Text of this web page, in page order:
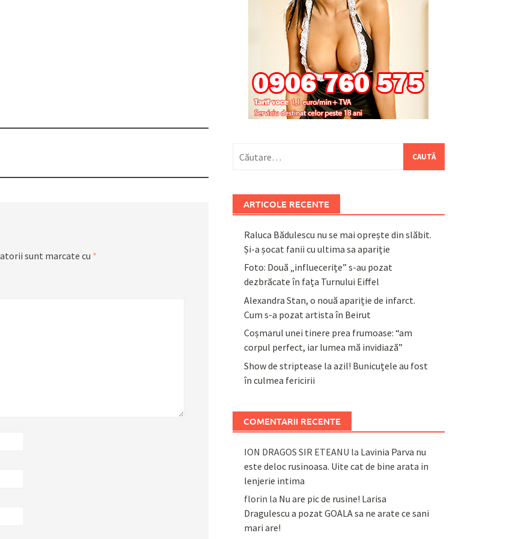
sunt marcate cu *
după:
ARTICOLE RECENTE
Raluca Bădulescu nu se mai oprește din slăbit.
Și-a șocat fanii cu ultima sa apariție
Foto: Două „influecerițe” s-au pozat
dezbrăcate în fața Turnului Eiffel
Alexandra Stan, o nouă apariție de infarct.
Cum s-a pozat artista în Beirut
Coșmarul unei tinere prea frumoase: “am
corpul perfect, iar lumea mă invidiază”
Show de striptease la azil! Bunicuțele au fost
în culmea fericirii
COMENTARII RECENTE
ION DRAGOS SIR ETEANU la Lavinia Parva nu
este deloc rusinoasa. Uite cat de bine arata in
lenjerie intima
florin la Nu are pic de rusine! Larisa
Dragulescu a pozat GOALA sa ne arate ce sani
mari are!